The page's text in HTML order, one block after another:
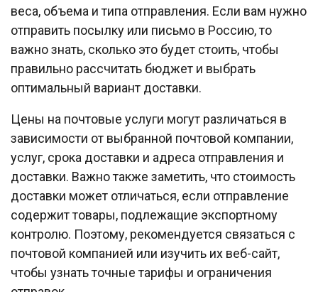
веса, объема и типа отправления. Если вам нужно
отправить посылку или письмо в Россию, то
важно знать, сколько это будет стоить, чтобы
правильно рассчитать бюджет и выбрать
оптимальный вариант доставки.
Цены на почтовые услуги могут различаться в
зависимости от выбранной почтовой компании,
услуг, срока доставки и адреса отправления и
доставки. Важно также заметить, что стоимость
доставки может отличаться, если отправление
содержит товары, подлежащие экспортному
контролю. Поэтому, рекомендуется связаться с
почтовой компанией или изучить их веб-сайт,
чтобы узнать точные тарифы и ограничения